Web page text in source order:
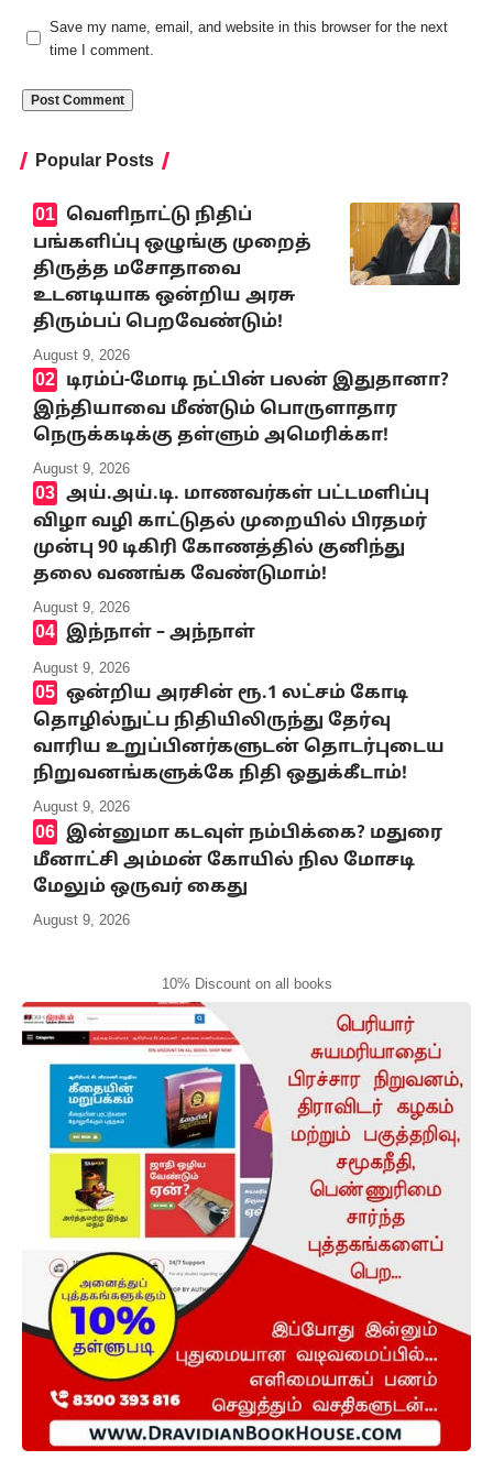
Save my name, email, and website in this browser for the next
time I comment.
Popular Posts
வெளிநாட்டு நிதிப்
பங்களிப்பு ஒழுங்கு முறைத்
திருத்த மசோதாவை
உடனடியாக ஒன்றிய அரசு
திரும்பப் பெறவேண்டும்!
August 9, 2026
டிரம்ப்-மோடி நட்பின் பலன் இதுதானா?
இந்தியாவை மீண்டும் பொருளாதார
நெருக்கடிக்கு தள்ளும் அமெரிக்கா!
August 9, 2026
அய்.அய்.டி. மாணவர்கள் பட்டமளிப்பு
விழா வழி காட்டுதல் முறையில் பிரதமர்
முன்பு 90 டிகிரி கோணத்தில் குனிந்து
தலை வணங்க வேண்டுமாம்!
August 9, 2026
இந்நாள் – அந்நாள்
August 9, 2026
ஒன்றிய அரசின் ரூ.1 லட்சம் கோடி
தொழில்நுட்ப நிதியிலிருந்து தேர்வு
வாரிய உறுப்பினர்களுடன் தொடர்புடைய
நிறுவனங்களுக்கே நிதி ஒதுக்கீடாம்!
August 9, 2026
இன்னுமா கடவுள் நம்பிக்கை? மதுரை
மீனாட்சி அம்மன் கோயில் நில மோசடி
மேலும் ஒருவர் கைது
August 9, 2026
10% Discount on all books